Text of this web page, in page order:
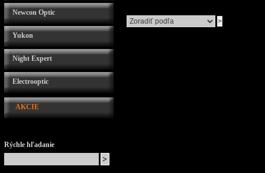
Newcon Optic
Yukon
Night Expert
Electrooptic
AKCIE
Rýchle hľadanie